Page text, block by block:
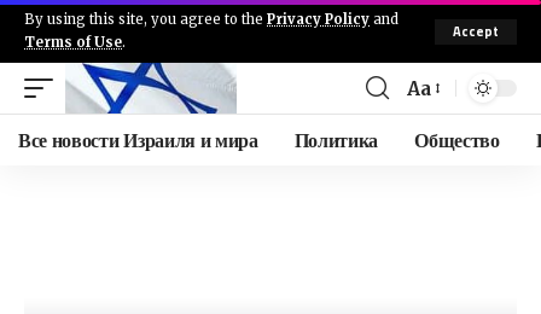
By using this site, you agree to the Privacy Policy and
Terms of Use.
Accept
Aa
Все новости Израиля и мира Политика Общество